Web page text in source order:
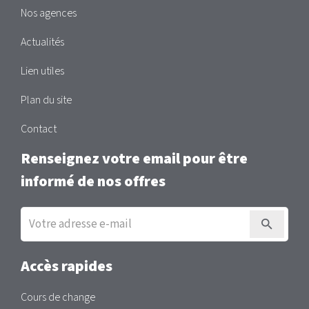
Nos agences
Actualités
Lien utiles
Plan du site
Contact
Renseignez votre email pour être
informé de nos offres
Inscription
la
newsletter
Accès rapides
Cours de change